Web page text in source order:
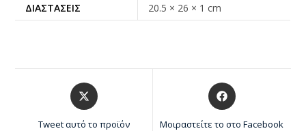
ΔΙΑΣΤΆΣΕΙΣ
20.5 × 26 × 1 cm
Tweet αυτό το προϊόν Μοιραστείτε το στο Facebook